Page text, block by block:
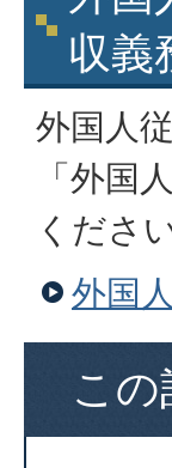
収義
外国人
「外国
ください
外国
こ